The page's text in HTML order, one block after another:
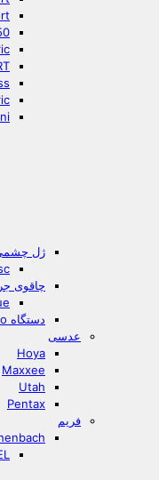
ژل
چاقوی
دستگاه phaco
عدسی
Hoya
Maxxee
Utah
Pentax
فریم